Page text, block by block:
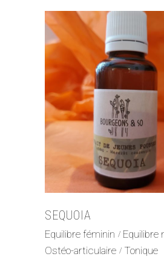
SEQUOIA
Equilibre féminin
Equilibre
Ostéo-articulaire
Tonique